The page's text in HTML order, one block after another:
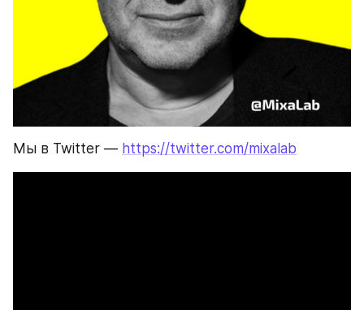
Мы в Twitter — https://twitter.com/mixalab